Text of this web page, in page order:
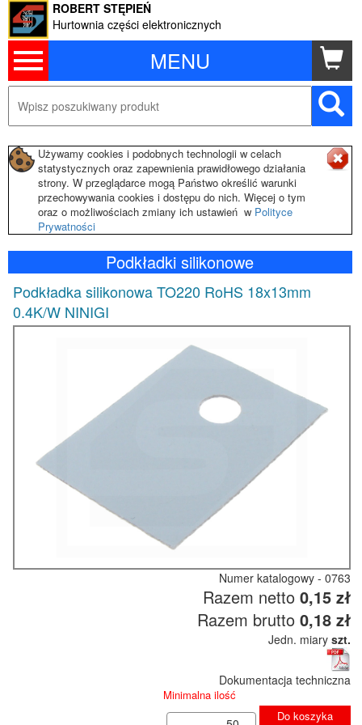
MENU
ROBERT STĘPIEŃ
Hurtownia części elektronicznych
Używamy cookies i podobnych technologii w celach
statystycznych oraz zapewnienia prawidłowego działania
strony. W przeglądarce mogą Państwo określić warunki
przechowywania cookies i dostępu do nich. Więcej o tym
oraz o możliwościach zmiany ich ustawień w Polityce
Prywatności
Podkładki silikonowe
Podkładka silikonowa TO220 RoHS 18x13mm
0.4K/W NINIGI
Numer katalogowy - 0763
Razem netto 0,15 zł
Razem brutto 0,18 zł
Jedn. miary szt.
Dokumentacja techniczna
Minimalna ilość
Do koszyka